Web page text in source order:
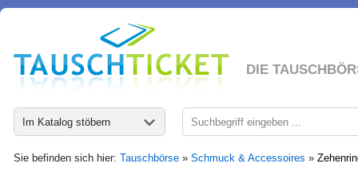
DIE
Im Katalog stöbern
Sie befinden sich hier: Tauschbörse » Schmuck & Accessoires »